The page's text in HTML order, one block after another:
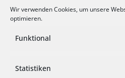
Wir verwenden Cookies, um unsere
optimieren.
Funktional
Statistiken
D-42855 Remscheid
T: +49 2191 3711 0
E:info@buchholz-